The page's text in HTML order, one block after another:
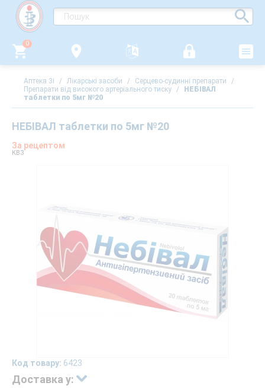
0
Аптека 3i / Лікарські засоби / Серцево-судинні препарати
/
Препарати від високого артеріального тиску /
НЕБІВАЛ
таблетки по 5мг №20
НЕБІВАЛ таблетки по 5мг №20
За рецептом
КВЗ
Код товару: 6423
Доставка у: